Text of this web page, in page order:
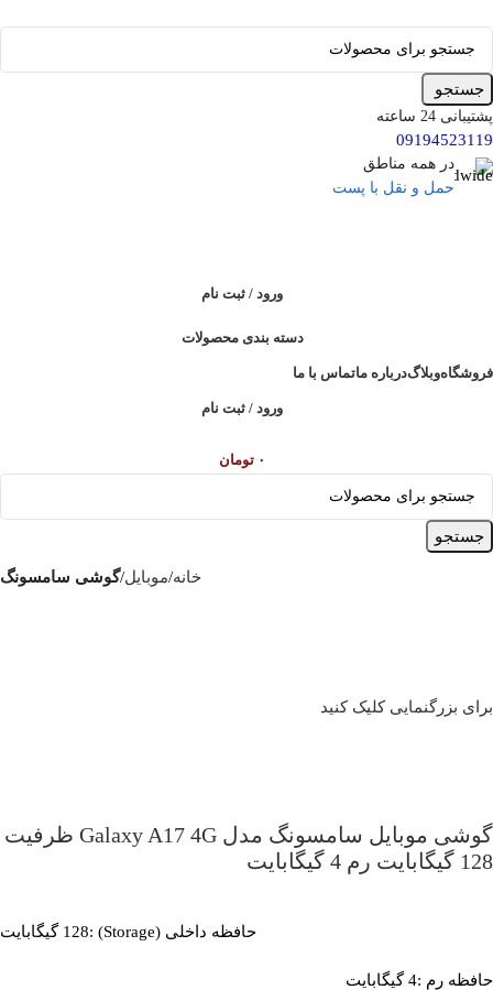
جستجو
پشتیبانی 24 ساعته
09194523119
در همه مناطق
حمل و نقل با پست
ورود / ثبت نام
دسته بندی محصولات
فروشگاهوبلاگدرباره ماتماس با ما
ورود / ثبت نام
۰ تومان
جستجو
خانه موبایل گوشی سامسونگ
برای بزرگنمایی کلیک کنید
گوشی موبایل سامسونگ مدل Galaxy A17 4G ظرفیت
128 گیگابایت رم 4 گیگابایت
حافظه داخلی (Storage) :128 گیگابایت
حافظه رم :4 گیگابایت